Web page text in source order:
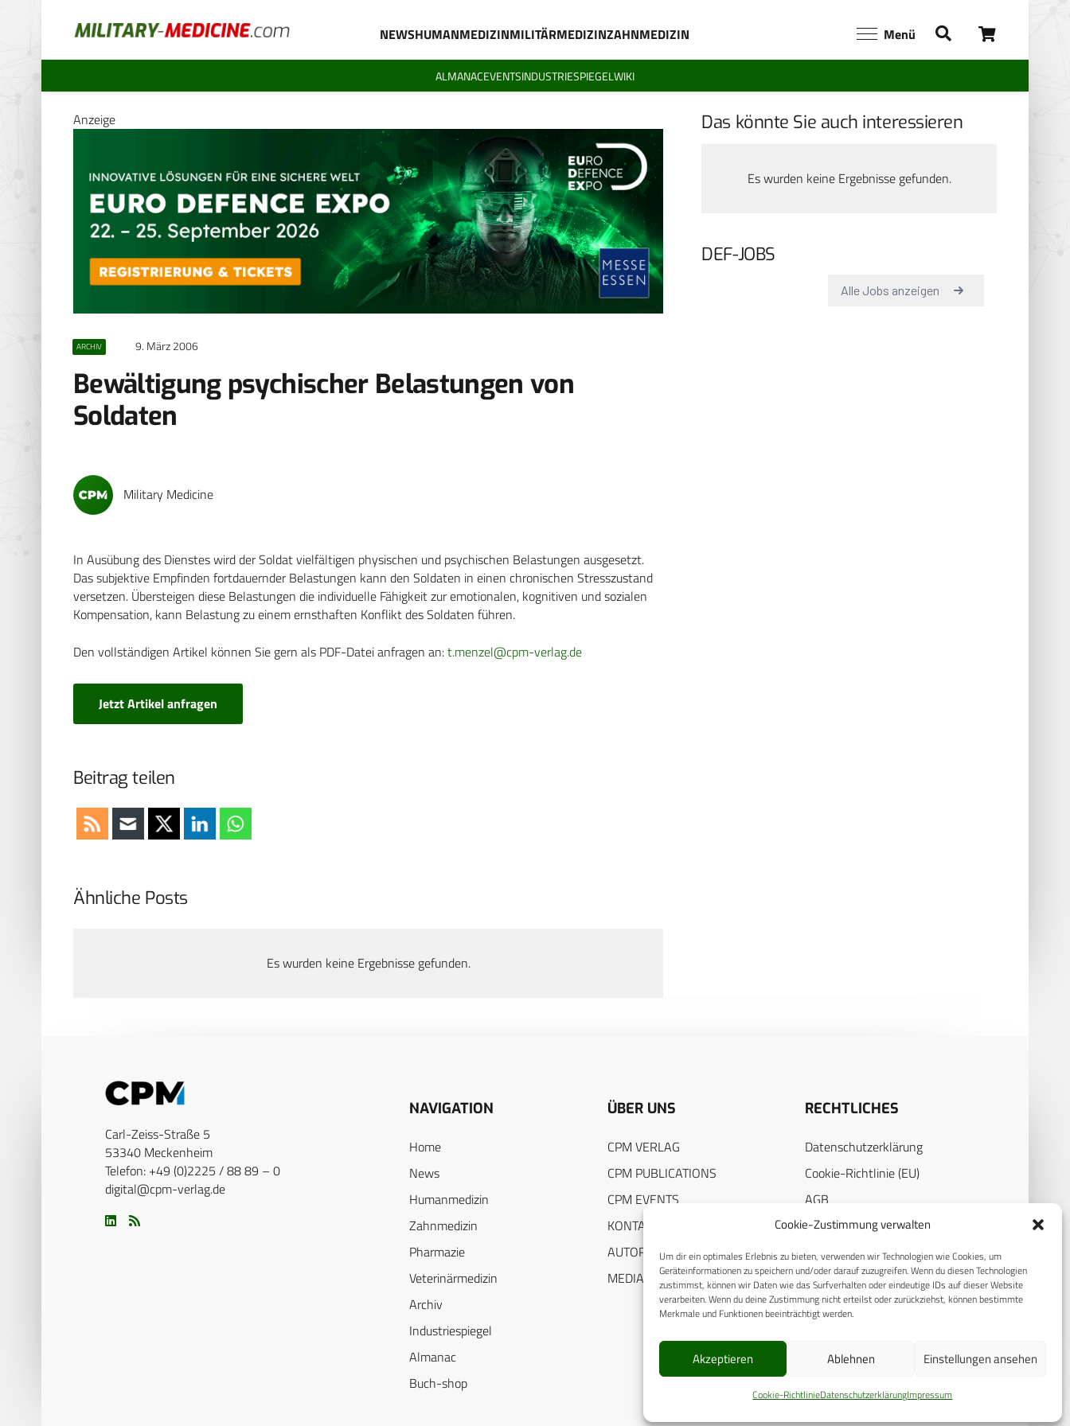
Cookie-Zustimmung verwalten
Um dir ein optimales Erlebnis zu bieten, verwenden wir Technologien wie Cookies, um
Geräteinformationen zu speichern und/oder darauf zuzugreifen. Wenn du diesen Technologien
zustimmst, können wir Daten wie das Surfverhalten oder eindeutige IDs auf dieser Website
verarbeiten. Wenn du deine Zustimmung nicht erteilst oder zurückziehst, können bestimmte
Merkmale und Funktionen beeinträchtigt werden.
Akzeptieren Ablehnen Einstellungen ansehen
Cookie-RichtlinieDatenschutzerklärungImpressum
NEWSHUMANMEDIZINMILITÄRMEDIZINZAHNMEDIZIN Menü
ALMANACEVENTSINDUSTRIESPIEGELWIKI
Anzeige
ARCHIV 9. März 2006
Bewältigung psychischer Belastungen von
Soldaten
Military Medicine
In Ausübung des Dienstes wird der Soldat vielfältigen physischen und psychischen Belastungen ausgesetzt.
Das subjektive Empfinden fortdauernder Belastungen kann den Soldaten in einen chronischen Stresszustand
versetzen. Übersteigen diese Belastungen die individuelle Fähigkeit zur emotionalen, kognitiven und sozialen
Kompensation, kann Belastung zu einem ernsthaften Konflikt des Soldaten führen.
Den vollständigen Artikel können Sie gern als PDF-Datei anfragen an:t.menzel@cpm-verlag.de
Jetzt Artikel anfragen
Beitrag teilen
Das könnte Sie auch interessieren
Es wurden keine Ergebnisse gefunden.
DEF-JOBS
Ähnliche Posts
Es wurden keine Ergebnisse gefunden.
Carl-Zeiss-Straße 5
53340 Meckenheim
Telefon: +49 (0)2225 / 88 89 – 0
digital@cpm-verlag.de
NAVIGATION
Home
News
Humanmedizin
Zahnmedizin
Pharmazie
Veterinärmedizin
Archiv
Industriespiegel
Almanac
Buch-shop
ÜBER UNS
CPM VERLAG
CPM PUBLICATIONS
CPM EVENTS
KONTAKT
AUTORENHINWEISE
MEDIADATEN
RECHTLICHES
Datenschutzerklärung
Cookie-Richtlinie (EU)
AGB
Compliance
Impressum